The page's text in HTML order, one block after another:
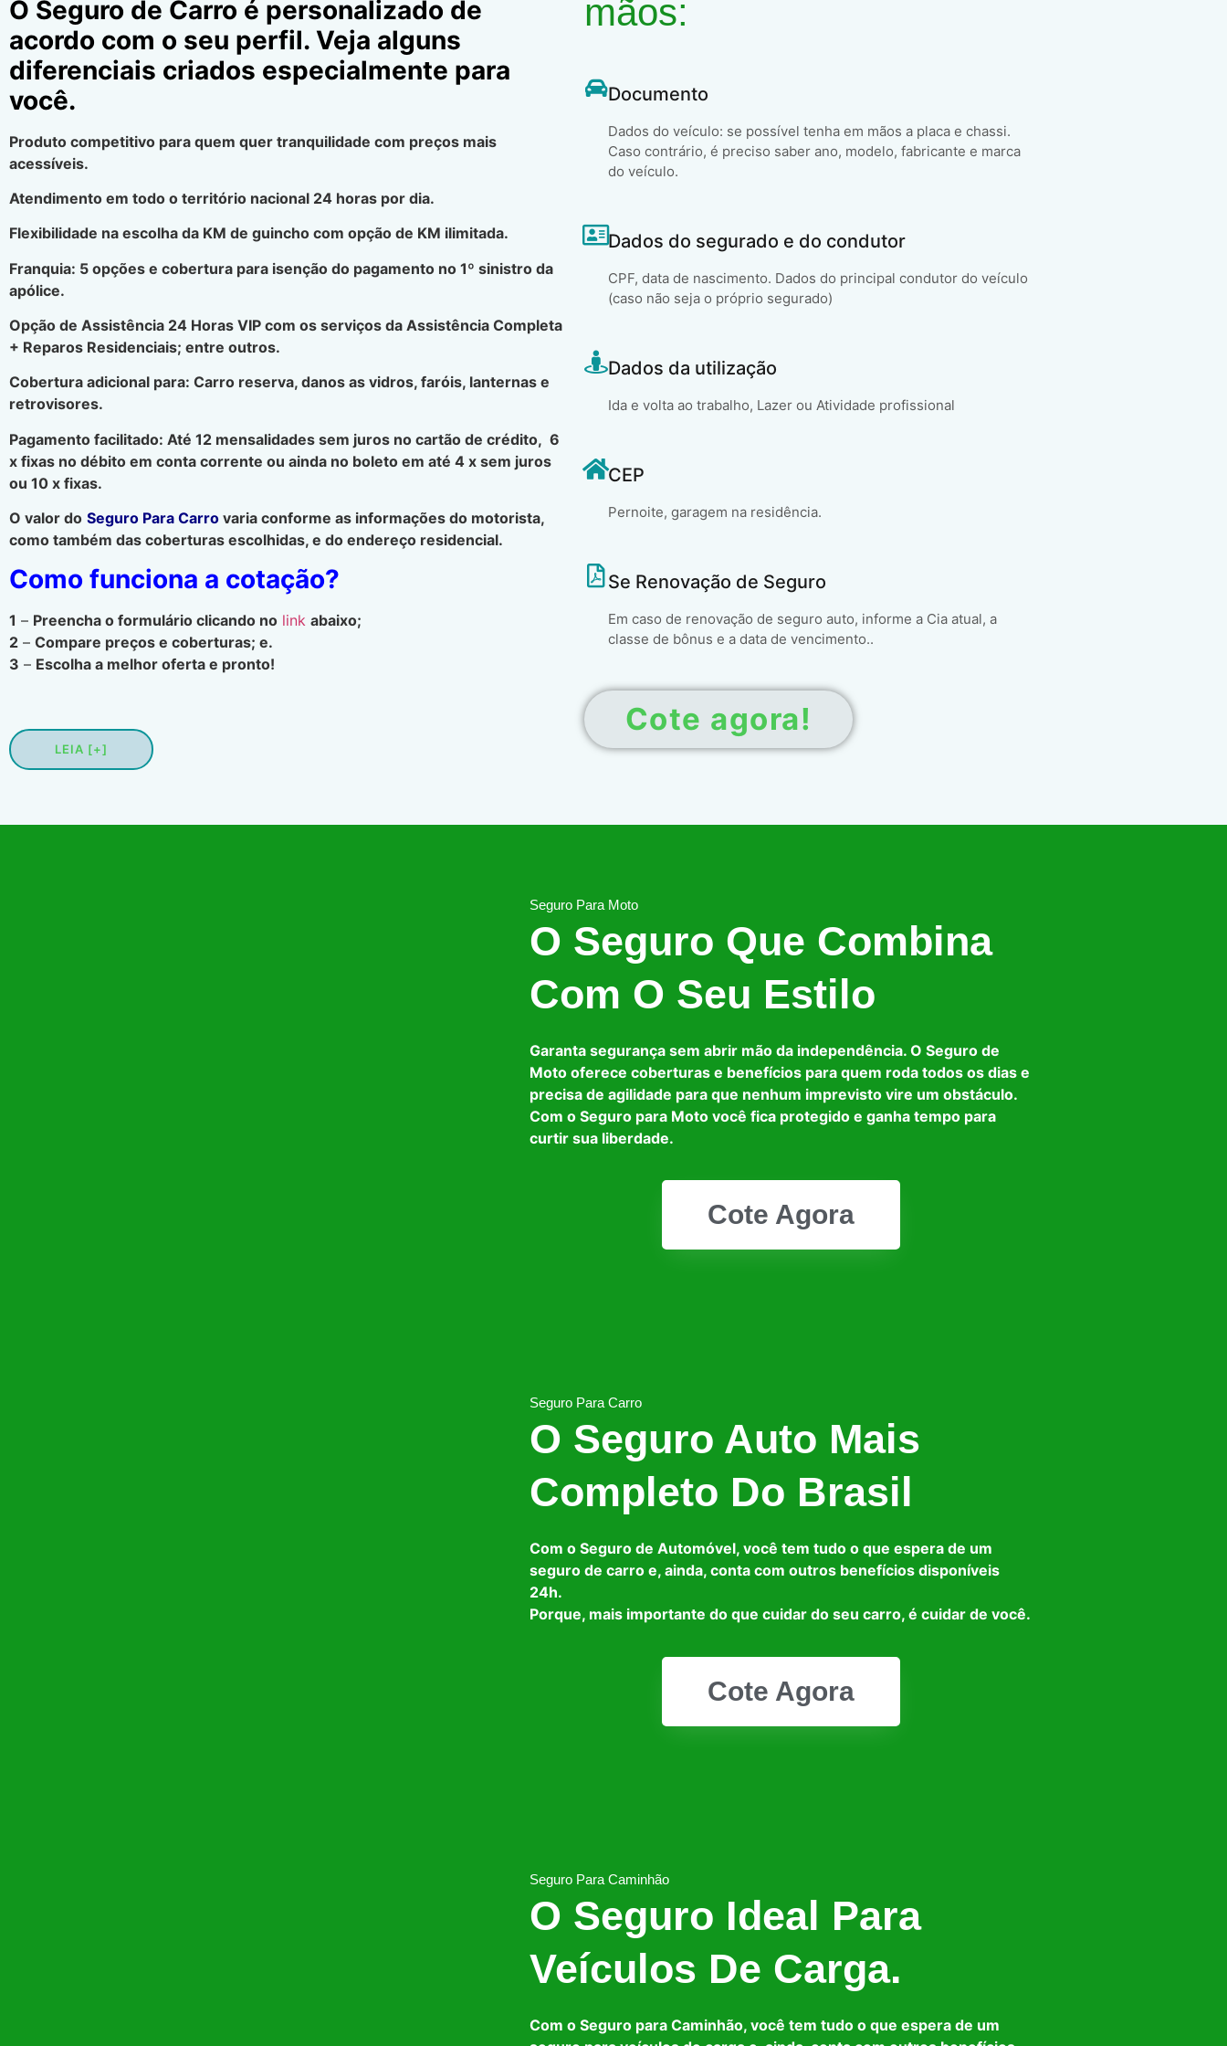
O Seguro de Carro é personalizado de
acordo com o seu perfil. Veja alguns
diferenciais criados especialmente para
você.
Produto competitivo para quem quer tranquilidade com preços mais
acessíveis.
Atendimento em todo o território nacional 24 horas por dia.
Flexibilidade na escolha da KM de guincho com opção de KM ilimitada.
Franquia: 5 opções e cobertura para isenção do pagamento no 1º sinistro da
apólice.
Opção de Assistência 24 Horas VIP com os serviços da Assistência Completa
+ Reparos Residenciais; entre outros.
Cobertura adicional para: Carro reserva, danos as vidros, faróis, lanternas e
retrovisores.
Pagamento facilitado: Até 12 mensalidades sem juros no cartão de crédito, 6
x fixas no débito em conta corrente ou ainda no boleto em até 4 x sem juros
ou 10 x fixas.
O valor do Seguro Para Carro varia conforme as informações do motorista,
como também das coberturas escolhidas, e do endereço residencial.
Como funciona a cotação?
1 – Preencha o formulário clicando no link abaixo;
2 – Compare preços e coberturas; e.
3 – Escolha a melhor oferta e pronto!
LEIA [+]
mãos:
Documento
Dados do veículo: se possível tenha em mãos a placa e chassi.
Caso contrário, é preciso saber ano, modelo, fabricante e marca
do veículo.
Dados do segurado e do condutor
CPF, data de nascimento. Dados do principal condutor do veículo
(caso não seja o próprio segurado)
Dados da utilização
Ida e volta ao trabalho, Lazer ou Atividade profissional
CEP
Pernoite, garagem na residência.
Se Renovação de Seguro
Em caso de renovação de seguro auto, informe a Cia atual, a
classe de bônus e a data de vencimento..
Cote agora!
Seguro Para Moto
O Seguro Que Combina
Com O Seu Estilo
Garanta segurança sem abrir mão da independência. O Seguro de
Moto oferece coberturas e benefícios para quem roda todos os dias e
precisa de agilidade para que nenhum imprevisto vire um obstáculo.
Com o Seguro para Moto você fica protegido e ganha tempo para
curtir sua liberdade.
Cote Agora
Seguro Para Carro
O Seguro Auto Mais
Completo Do Brasil
Com o Seguro de Automóvel, você tem tudo o que espera de um
seguro de carro e, ainda, conta com outros benefícios disponíveis
24h.
Porque, mais importante do que cuidar do seu carro, é cuidar de você.
Cote Agora
Seguro Para Caminhão
O Seguro Ideal Para
Veículos De Carga.
Com o Seguro para Caminhão, você tem tudo o que espera de um